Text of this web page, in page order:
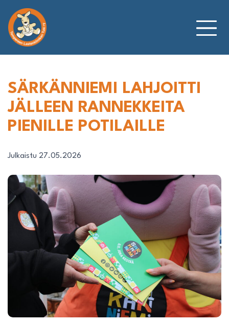
sisältöön
SÄRKÄNNIEMI LAHJOITTI
JÄLLEEN RANNEKKEITA
PIENILLE POTILAILLE
Julkaistu 27.05.2026